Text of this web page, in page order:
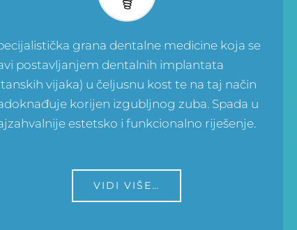
grana dentalne medicine koja se
postavljanjem dentalnih implantata
vijaka) u čeljusnu kost te na taj način
korijen izgubljnog zuba. Spada u
estetsko i funkcionalno riješenje.
VIDI VIŠE…